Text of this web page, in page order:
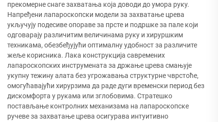
прекомерне снаге захватања која доводи до умора руку.
Напређени лапароскопски модели за захватање црева
укључују подесиве опораве за прсте и подршке за пале који
одговарају различитим величинама руку и хируршким
техникама, обезбеђујући оптималну удобност за различите
жеље корисника. Лака конструкција савремених
лапароскопских инструмената за држање црева смањује
укупну тежину алата без угрожавања структурне чврстоће,
омогућавајући хирурзима да раде дуги временски период без
дискомфорта у рукама или зглобовима. Стратешко
постављање контролних механизама на лапароскопске
ручеве за захватање црева осигурава интуитивно